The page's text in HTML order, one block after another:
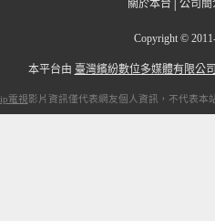
關於本台 公司簡
Copyright ©
本平台由 臺灣繽紛數位多媒體有限公
ip電視影片資訊僅代表網友個人資訊，不代表本